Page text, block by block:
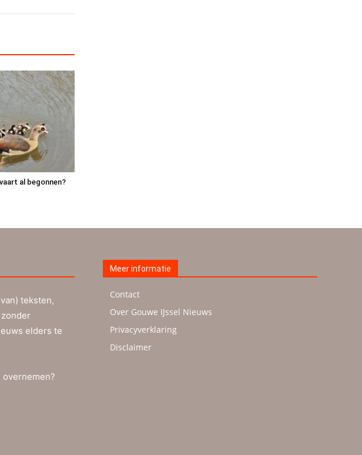
al begonnen?
teksten,
zonder
elders te
Meer informatie
Contact
Over Gouwe IJssel Nieuws
Privacyverklaring
Disclaimer